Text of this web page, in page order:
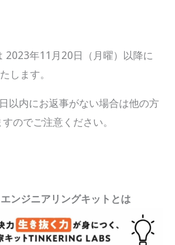
2023年11月20日（月曜）以降に
します。
以内にお返事がない場合は他の方
のでご注意ください。
ンジニアリングキットとは